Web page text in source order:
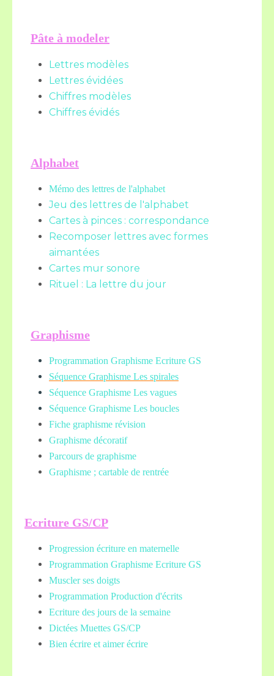
Pâte à modeler
Lettres modèles
Lettres évidées
Chiffres modèles
Chiffres évidés
Alphabet
Mémo des lettres de l'alphabet
Jeu des lettres de l'alphabet
Cartes à pinces : correspondance
Recomposer lettres avec formes
aimantées
Cartes mur sonore
Rituel : La lettre du jour
Graphisme
Programmation Graphisme Ecriture GS
Séquence Graphisme Les spirales
Séquence Graphisme Les vagues
Séquence Graphisme Les boucles
Fiche graphisme révision
Graphisme décoratif
Parcours de graphisme
Graphisme ; cartable de rentrée
Ecriture GS/CP
Progression écriture en maternelle
Programmation Graphisme Ecriture GS
Muscler ses doigts
Programmation Production d'écrits
Ecriture des jours de la semaine
Dictées Muettes GS/CP
Bien écrire et aimer écrire